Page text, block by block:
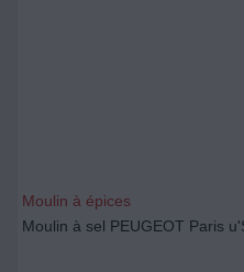
Moulin à épices
Moulin à sel PEUGEOT Paris